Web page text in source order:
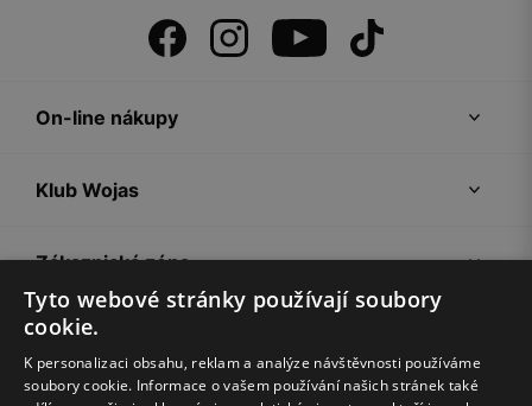
On-line nákupy
Klub Wojas
Zákaznická zóna
Společnost Wojas
Tyto webové stránky používají soubory
cookie.
K personalizaci obsahu, reklam a analýze návštěvnosti používáme
soubory cookie. Informace o vašem používání našich stránek také